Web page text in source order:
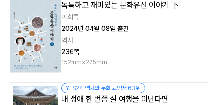
독특하고 재미있는 문화유산 이야기 下
이희득
2024년 04월 08일 출간
역사
236쪽
152mm×225mm
YES24 역사와 문화 교양서 63위
내 생애 한 번쯤 절 여행을 떠난다면